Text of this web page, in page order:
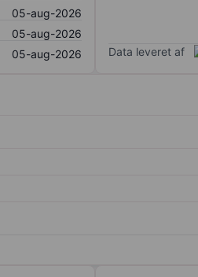
05-aug-2026
05-aug-2026
05-aug-2026 Data leveret af